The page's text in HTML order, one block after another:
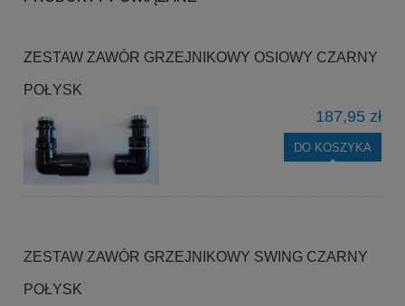
ZESTAW ZAWÓR GRZEJNIKOWY OSIOWY CZARNY
POŁYSK
187,95 zł
DO KOSZYKA
ZESTAW ZAWÓR GRZEJNIKOWY SWING CZARNY
POŁYSK